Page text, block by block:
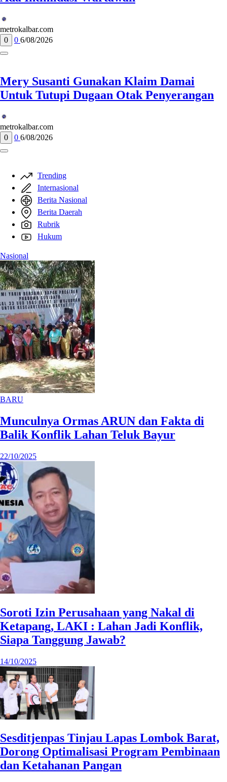
metrokalbar.com
0
0 6/08/2026
Mery Susanti Gunakan Klaim Damai
Untuk Tutupi Dugaan Otak Penyerangan
metrokalbar.com
0
0 6/08/2026
Trending
Internasional
Berita Nasional
Berita Daerah
Rubrik
Hukum
Nasional
BARU
Munculnya Ormas ARUN dan Fakta di
Balik Konflik Lahan Teluk Bayur
22/10/2025
Soroti Izin Perusahaan yang Nakal di
Ketapang, LAKI : Lahan Jadi Konflik,
Siapa Tanggung Jawab?
14/10/2025
Sesditjenpas Tinjau Lapas Lombok Barat,
Dorong Optimalisasi Program Pembinaan
dan Ketahanan Pangan